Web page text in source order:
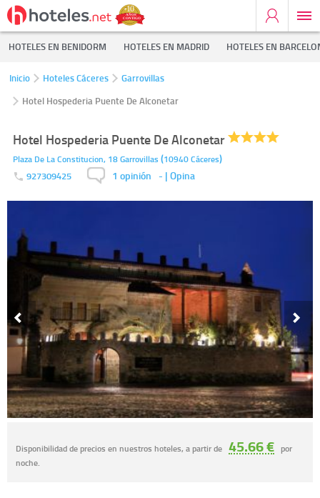
HOTELES EN BENIDORM HOTELES EN MADRID HOTELES EN
Inicio Hoteles Cáceres
Garrovillas
Hotel Hospederia Puente De Alconetar
Hotel Hospederia Puente De Alconetar
Plaza De La Constitucion, 18Garrovillas (10940Cáceres)
927309425 1 opinión - | Opina
Disponibilidad de precios en nuestros hoteles, a partir de 45.66 € por
noche.